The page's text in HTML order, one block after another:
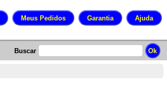
Buscar